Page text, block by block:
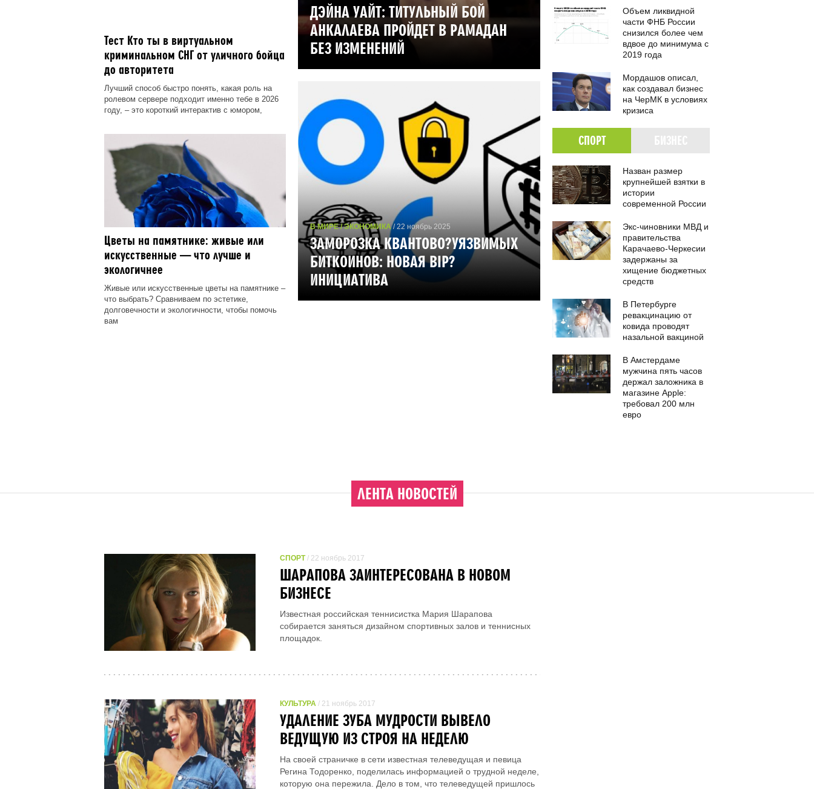
Тест Кто ты в виртуальном
криминальном СНГ от уличного бойца
до авторитета
Лучший способ быстро понять, какая роль на
ролевом сервере подходит именно тебе в 2026
году, – это короткий интерактив с юмором,
Цветы на памятнике: живые или
искусственные — что лучше и
экологичнее
Живые или искусственные цветы на памятнике –
что выбрать? Сравниваем по эстетике,
долговечности и экологичности, чтобы помочь
вам
ДЭЙНА УАЙТ: ТИТУЛЬНЫЙ БОЙ
АНКАЛАЕВА ПРОЙДЕТ В РАМАДАН
БЕЗ ИЗМЕНЕНИЙ
В МИРЕ / ЭКОНОМИКА/ 22 ноябрь 2025
ЗАМОРОЗКА КВАНТОВО?УЯЗВИМЫХ
БИТКОИНОВ: НОВАЯ BIP?
ИНИЦИАТИВА
Объем ликвидной
части ФНБ России
снизился более чем
вдвое до минимума с
2019 года
Мордашов описал,
как создавал бизнес
на ЧерМК в условиях
кризиса
СПОРТ
Назван размер
крупнейшей взятки в
истории
современной России
Экс-чиновники МВД и
правительства
Карачаево-Черкесии
задержаны за
хищение бюджетных
средств
В Петербурге
ревакцинацию от
ковида проводят
назальной вакциной
В Амстердаме
мужчина пять часов
держал заложника в
магазине Apple:
требовал 200 млн
евро
ЛЕНТА НОВОСТЕЙ
СПОРТ/ 22 ноябрь 2017
ШАРАПОВА ЗАИНТЕРЕСОВАНА В НОВОМ
БИЗНЕСЕ
Известная российская теннисистка Мария Шарапова
собирается заняться дизайном спортивных залов и теннисных
площадок.
КУЛЬТУРА / 21 ноябрь 2017
УДАЛЕНИЕ ЗУБА МУДРОСТИ ВЫВЕЛО
ВЕДУЩУЮ ИЗ СТРОЯ НА НЕДЕЛЮ
На своей страничке в сети известная телеведущая и певица
Регина Тодоренко, поделилась информацией о трудной неделе,
которую она пережила. Дело в том, что телеведущей пришлось